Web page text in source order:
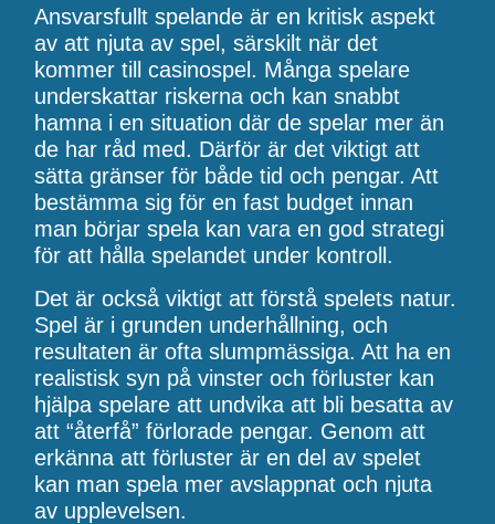
Ansvarsfullt spelande är en kritisk aspekt
av att njuta av spel, särskilt när det
kommer till casinospel. Många spelare
underskattar riskerna och kan snabbt
hamna i en situation där de spelar mer än
de har råd med. Därför är det viktigt att
sätta gränser för både tid och pengar. Att
bestämma sig för en fast budget innan
man börjar spela kan vara en god strategi
för att hålla spelandet under kontroll.
Det är också viktigt att förstå spelets natur.
Spel är i grunden underhållning, och
resultaten är ofta slumpmässiga. Att ha en
realistisk syn på vinster och förluster kan
hjälpa spelare att undvika att bli besatta av
att “återfå” förlorade pengar. Genom att
erkänna att förluster är en del av spelet
kan man spela mer avslappnat och njuta
av upplevelsen.